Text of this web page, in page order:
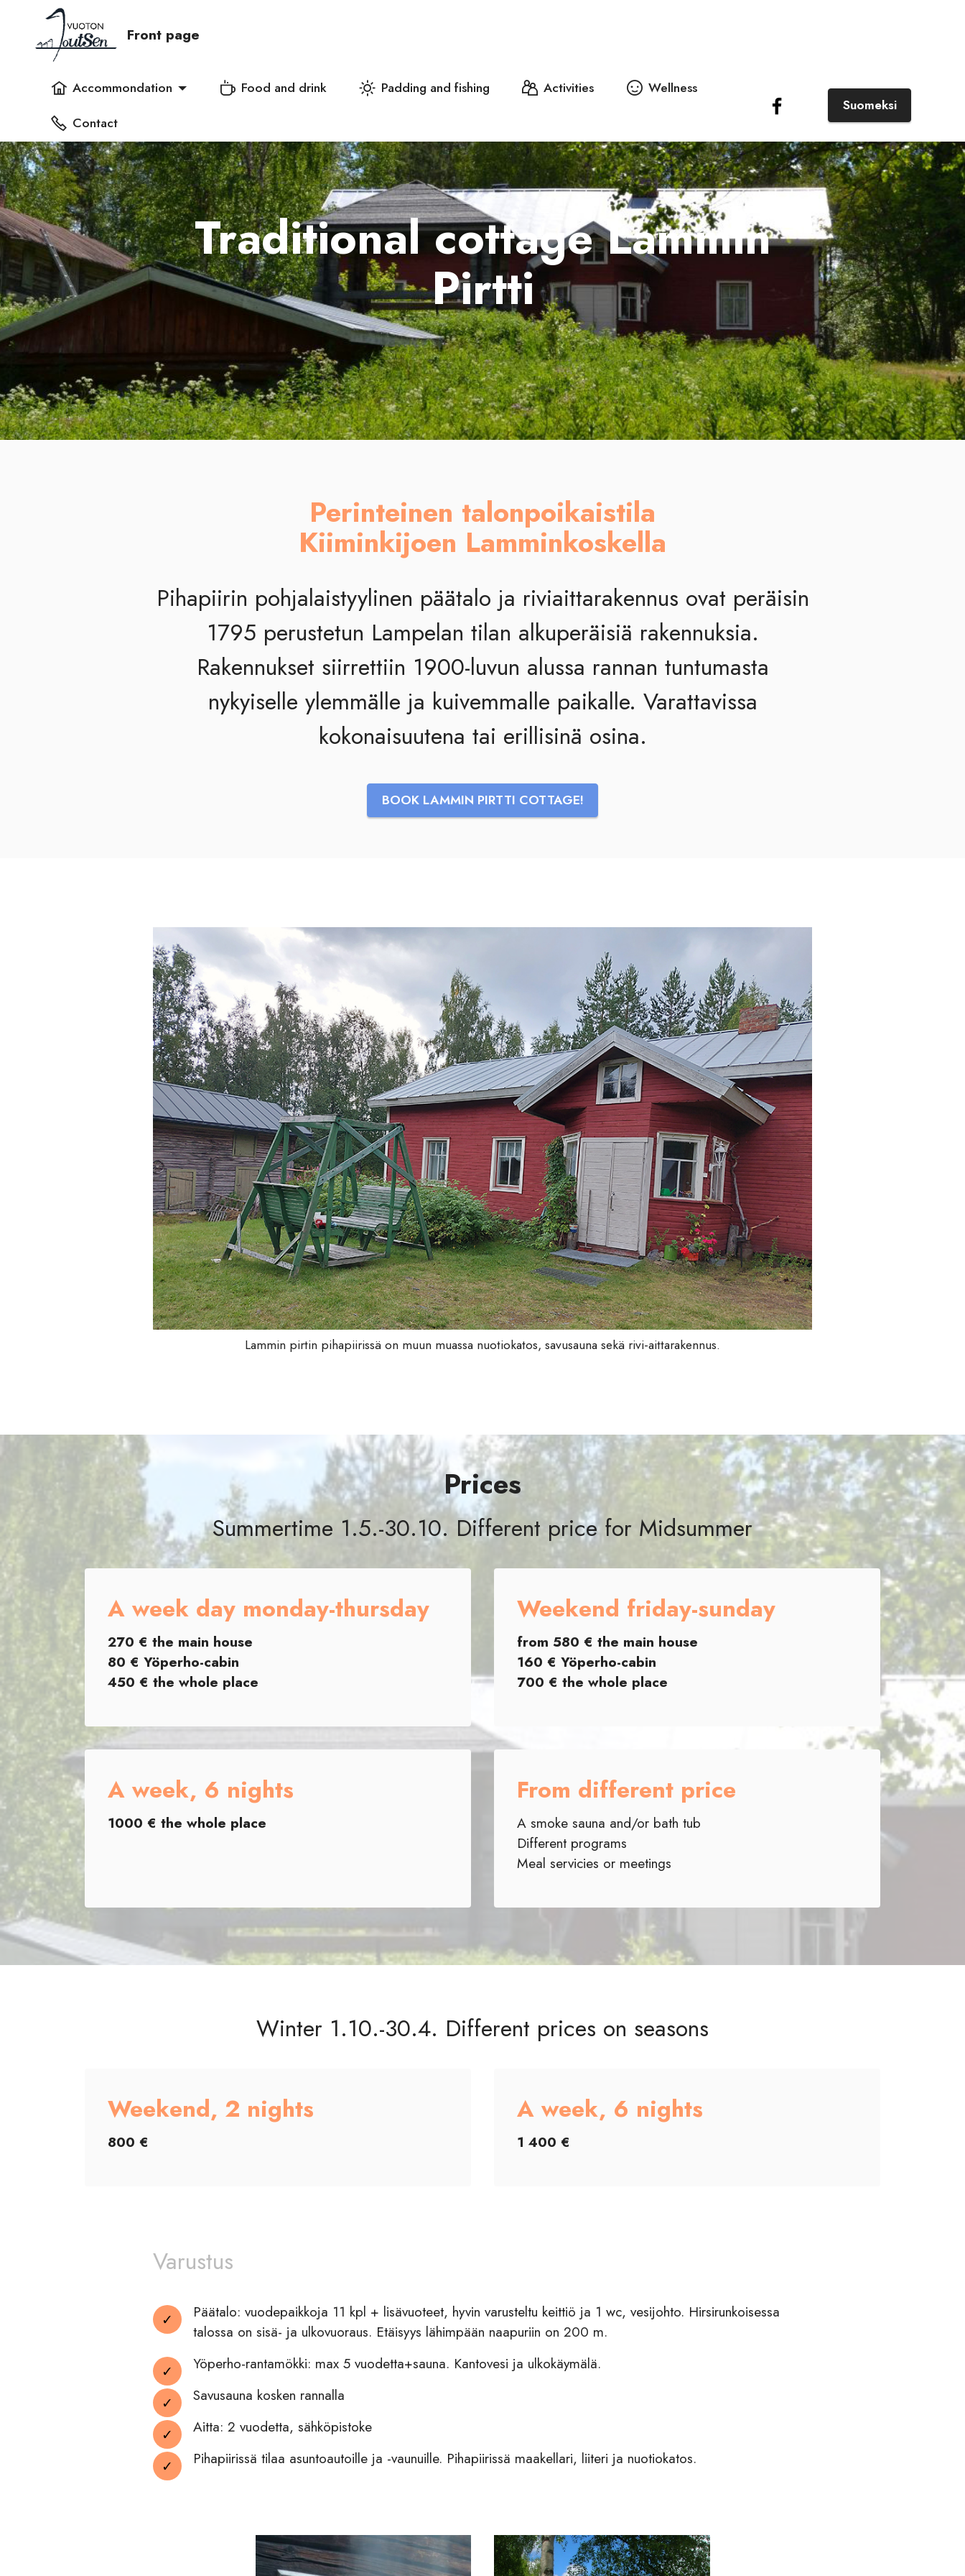
Front page
Accommondation Food and drink Padding and fishing Activities
Wellness
Contact
Suomeksi
Traditional cottage Lammin
Pirtti
Perinteinen talonpoikaistila
Kiiminkijoen Lamminkoskella
Pihapiirin pohjalaistyylinen päätalo ja riviaittarakennus ovat peräisin
1795 perustetun Lampelan tilan alkuperäisiä rakennuksia.
Rakennukset siirrettiin 1900-luvun alussa rannan tuntumasta
nykyiselle ylemmälle ja kuivemmalle paikalle. Varattavissa
kokonaisuutena tai erillisinä osina.
BOOK LAMMIN PIRTTI COTTAGE!
Lammin pirtin pihapiirissä on muun muassa nuotiokatos, savusauna sekä rivi-aittarakennus.
Prices
Summertime 1.5.-30.10. Different price for Midsummer
A week day monday-thursday
270 € the main house
80 € Yöperho-cabin
450 € the whole place
Weekend friday-sunday
from 580 € the main house
160 € Yöperho-cabin
700 € the whole place
A week, 6 nights
1000 € the whole place
From different price
A smoke sauna and/or bath tub
Different programs
Meal servicies or meetings
Winter 1.10.-30.4. Different prices on seasons
Weekend, 2 nights
800 €
A week, 6 nights
1 400 €
Varustus
Päätalo: vuodepaikkoja 11 kpl + lisävuoteet, hyvin varusteltu keittiö ja 1 wc, vesijohto. Hirsirunkoisessa
talossa on sisä- ja ulkovuoraus. Etäisyys lähimpään naapuriin on 200 m.
Yöperho-rantamökki: max 5 vuodetta+sauna. Kantovesi ja ulkokäymälä.
Savusauna kosken rannalla
Aitta: 2 vuodetta, sähköpistoke
Pihapiirissä tilaa asuntoautoille ja -vaunuille. Pihapiirissä maakellari, liiteri ja nuotiokatos.